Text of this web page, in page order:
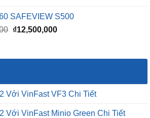
SAFEVIEW S500
Giá
₫16,500,000.
₫12,500,000Giá
là:
Với VinFast VF3 Chi Tiết
Với VinFast Minio Green Chi Tiết